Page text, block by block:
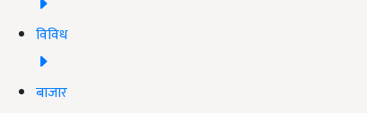
विविध
बाजार